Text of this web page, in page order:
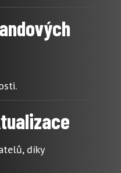
díky